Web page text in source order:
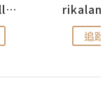
思思賢 ChillMyBabe
追蹤